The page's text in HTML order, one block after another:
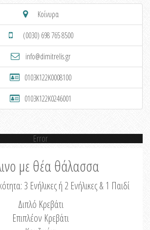
Κοίνυρα
(0030) 698 765 8500
info@dimitrelis.gr
0103K122K0008100
0103K122K0246001
Error
με θέα θάλασσα
3 Ενήλικες ή 2 Ενήλικες & 1 Παιδί
Διπλό Κρεβάτι
Επιπλέον Κρεβάτι